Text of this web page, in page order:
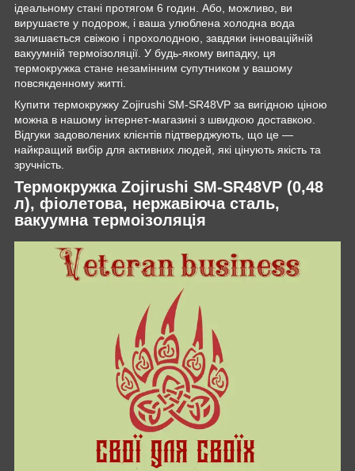
ідеальному стані протягом 6 годин. Або, можливо, ви
вирушаєте у подорож, і ваша улюблена холодна вода
залишається свіжою і прохолодною, завдяки інноваційній
вакуумній термоізоляції. У будь-якому випадку, ця
термокружка стане незамінним супутником у вашому
повсякденному житті.
Купити термокружку Zojirushi SM-SR48VP за вигідною ціною
можна в нашому інтернет-магазині з швидкою доставкою.
Відгуки задоволених клієнтів підтверджують, що це —
найкращий вибір для активних людей, які цінують якість та
зручність.
Термокружка Zojirushi SM-SR48VP (0,48
л), фіолетова, нержавіюча сталь,
вакуумна термоізоляція